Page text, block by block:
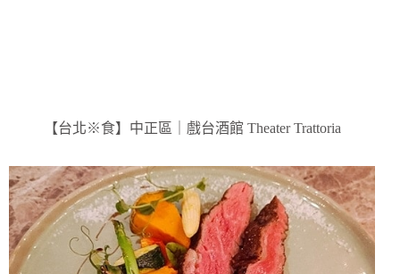
【台北※食】中正區｜戲台酒館 Theater Trattoria